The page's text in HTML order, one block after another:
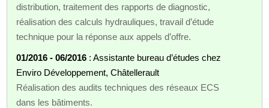
distribution, traitement des rapports de diagnostic,
réalisation des calculs hydrauliques, travail d’étude
technique pour la réponse aux appels d’offre.
01/2016 - 06/2016 : Assistante bureau d’études chez
Enviro Développement, Châtellerault
Réalisation des audits techniques des réseaux ECS
dans les bâtiments.